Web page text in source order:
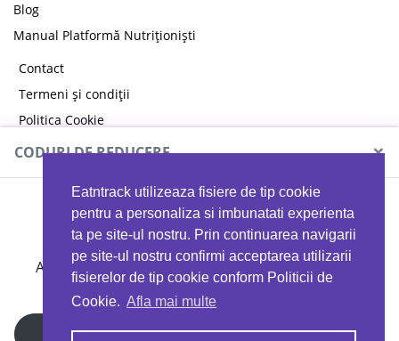
Eatntrack utilizeaza fisiere de tip cookie
pentru a personaliza si imbunatati experienta
ta pe site-ul nostru. Prin continuarea navigarii
pe site-ul nostru confirmi acceptarea utilizarii
fisierelor de tip cookie conform Politicii de
Cookie. Afla mai multe
Blog
Manual Platformă Nutriționiști
Contact
Termeni și condiții
Politica Cookie
Politica de confidențialitate
CODURI DE REDUCERE ×
MYPROTEIN
Ai 40%reducere la orice comandă folosind codul
EATTRACK
Profită acum